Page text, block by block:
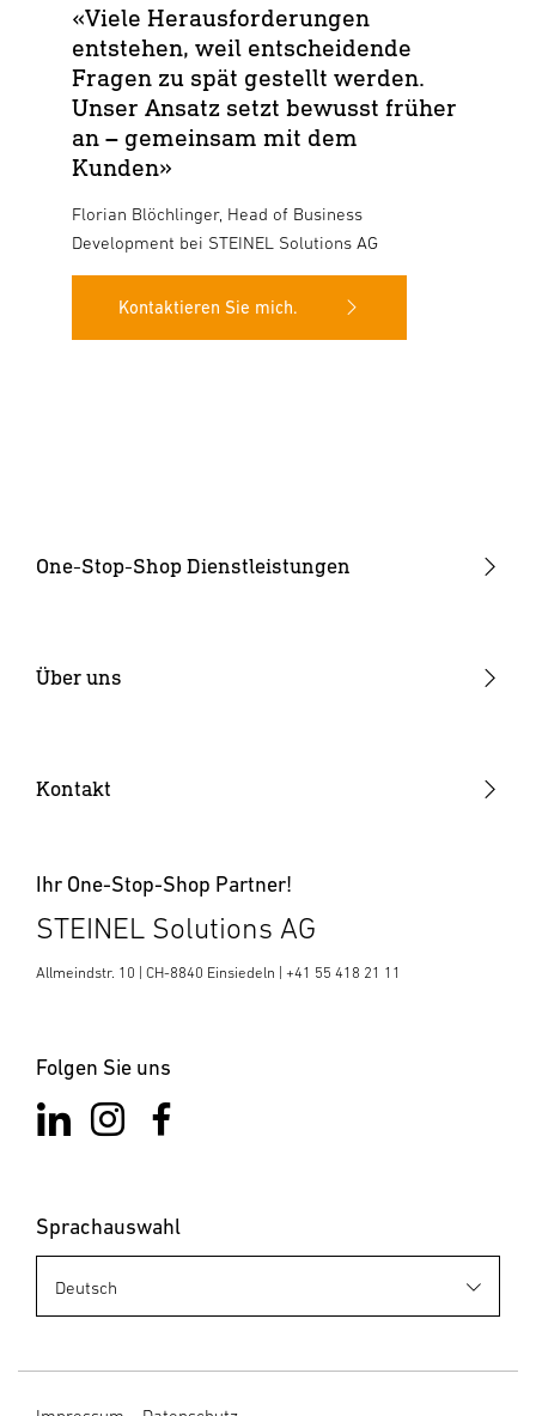
«Viele Herausforderungen
entstehen, weil entscheidende
Fragen zu spät gestellt werden.
Unser Ansatz setzt bewusst früher
an – gemeinsam mit dem
Kunden»
Florian Blöchlinger, Head of Business
Development bei STEINEL Solutions AG
Kontaktieren Sie mich.
One-Stop-Shop Dienstleistungen
SENSOTEC
Über uns
Kontakt
Ihr One-Stop-Shop Partner!
STEINEL Solutions AG
Allmeindstr. 10 | CH-8840 Einsiedeln | +41 55 418 21 11
Folgen Sie uns
Sprachauswahl